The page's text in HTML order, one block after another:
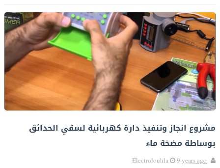
مشروع انجاز وتنفيذ دارة كهربائية لسقي الحدائق
بوساطة مضخة ماء
Electrolouhla 9 years ago